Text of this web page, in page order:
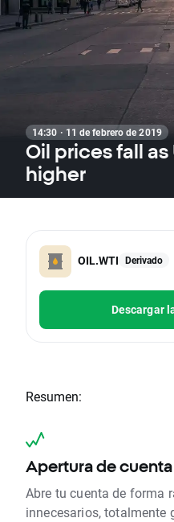
14:30 · 11 de febrero de 2019
Oil prices fall
higher
OIL.WTI Derivado
Descargar
Resumen:
Apertura de
Abre tu cuenta de forma
innecesarios, totalmente